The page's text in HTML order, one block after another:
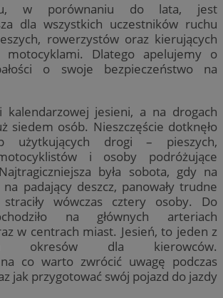
w porównaniu do lata, jest
dla wszystkich uczestników ruchu
rowerzystów oraz kierujących
motocyklami. Dlatego apelujemy o
o swoje bezpieczeństwo na
kalendarzowej jesieni, a na drogach
siedem osób. Nieszczęście dotknęło
użytkujących drogi – pieszych,
i osoby podróżujące
była sobota, gdy na
padający deszcz, panowały trudne
wówczas cztery osoby. Do
na głównych arteriach
w centrach miast. Jesień, to jeden z
okresów dla kierowców.
co warto zwrócić uwagę podczas
jak przygotować swój pojazd do jazdy